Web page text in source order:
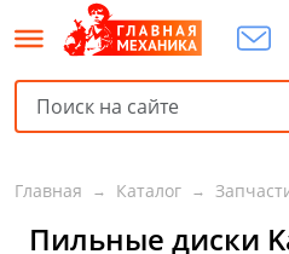
Главная Каталог
Пильные диски